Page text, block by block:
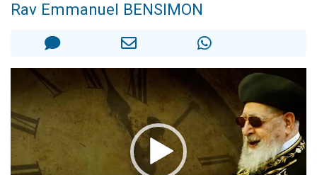
6 personnes viennent de faire un don pour 5 enfants déjà orphelins risquent de perdre leur maman
Il reste 49 places pour étudier en groupe sur Zoom
Rav Emmanuel BENSIMON